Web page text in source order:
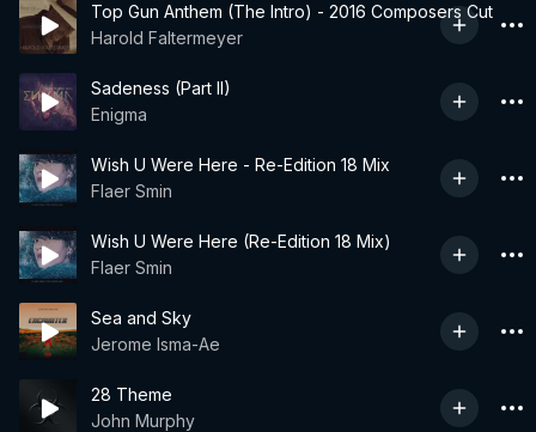
Top Gun Anthem (The Intro) - 2016 Composers Cut
Harold Faltermeyer
Sadeness (Part II)
Enigma
Wish U Were Here - Re-Edition 18 Mix
Flaer Smin
Wish U Were Here (Re-Edition 18 Mix)
Flaer Smin
Sea and Sky
Jerome Isma-Ae
28 Theme
John Murphy